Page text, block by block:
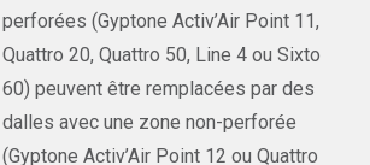
perforées (Gyptone Activ’Air Point 11,
Quattro 20, Quattro 50, Line 4 ou Sixto
60) peuvent être remplacées par des
dalles avec une zone non-perforée
(Gyptone Activ’Air Point 12 ou Quattro